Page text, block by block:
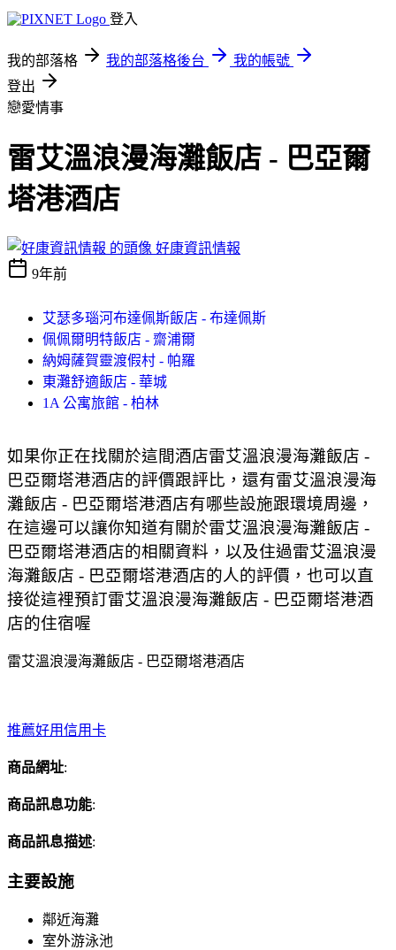
登入
我的部落格 我的部落格後台
我的帳號
登出
戀愛情事
雷艾溫浪漫海灘飯店 - 巴亞爾
塔港酒店
好康資訊情報
9年前
艾瑟多瑙河布達佩斯飯店 - 布達佩斯
佩佩爾明特飯店 - 齋浦爾
納姆薩賀靈渡假村 - 帕羅
東灘舒適飯店 - 華城
1A 公寓旅館 - 柏林
如果你正在找關於這間酒店雷艾溫浪漫海灘飯店 -
巴亞爾塔港酒店的評價跟評比，還有雷艾溫浪漫海
灘飯店 - 巴亞爾塔港酒店有哪些設施跟環境周邊，
在這邊可以讓你知道有關於雷艾溫浪漫海灘飯店 -
巴亞爾塔港酒店的相關資料，以及住過雷艾溫浪漫
海灘飯店 - 巴亞爾塔港酒店的人的評價，也可以直
接從這裡預訂雷艾溫浪漫海灘飯店 - 巴亞爾塔港酒
店的住宿喔
雷艾溫浪漫海灘飯店 - 巴亞爾塔港酒店
推薦好用信用卡
商品網址:
商品訊息功能:
商品訊息描述:
主要設施
鄰近海灘
室外游泳池